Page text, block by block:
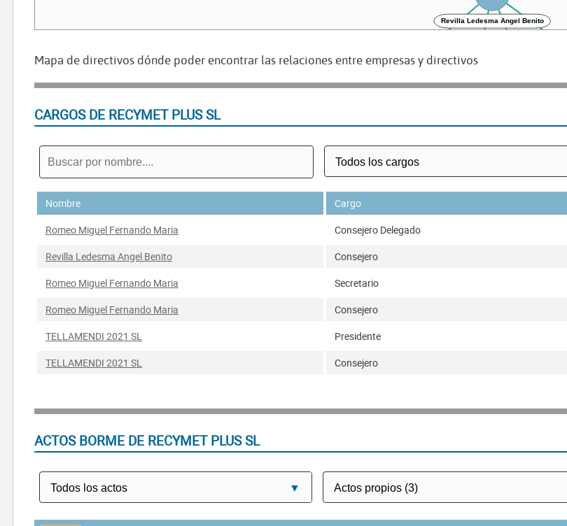
Revilla Ledesma Angel Benito
DISTRIBUIDORA DE GAS DE OLVEGA SA
Mapa de directivos dónde poder encontrar las relaciones entre empresas y directivos
CARGOS DE RECYMET PLUS SL
Nombre Cargo
Romeo Miguel Fernando Maria
Consejero Delegado
Revilla Ledesma Angel Benito
Consejero
Romeo Miguel Fernando Maria
Secretario
Romeo Miguel Fernando Maria
Consejero
TELLAMENDI 2021 SL
Presidente
TELLAMENDI 2021 SL
Consejero
ACTOS BORME DE RECYMET PLUS SL